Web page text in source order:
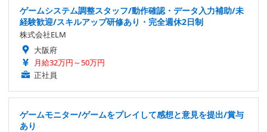
ゲームシステム調整スタッフ/動作確認・データ入力補助/未
経験歓迎/スキルアップ研修あり・完全週休2日制
株式会社ELM
大阪府
月給32万円～50万円
正社員
ゲームモニター/ゲームをプレイして感想と意見を提出/賞与
あり